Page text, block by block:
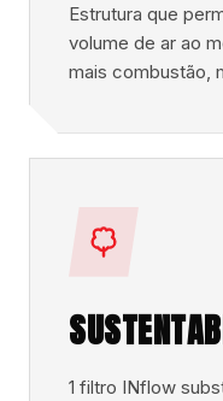
Estrutura que
volume de ar ao
mais combustão,
1 filtro INflow